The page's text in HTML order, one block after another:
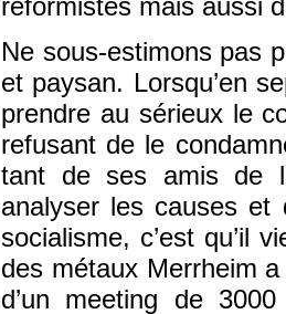
réformistes mais aussi
Ne sous-estimons pas
et paysan. Lorsqu’en
prendre au sérieux le
refusant de le
tant de ses amis de
analyser les causes et
socialisme, c’est qu’il
des métaux Merrheim
d’un meeting de